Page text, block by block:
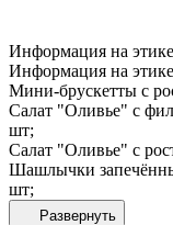
Информация на
Информация на
Мини-брускетты с
Салат "Оливье" с
шт;
Салат "Оливье" с
Шашлычки
шт;
Развернуть